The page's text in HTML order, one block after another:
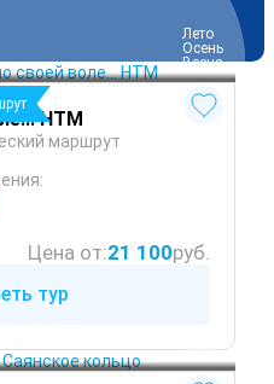
Лето
Осень
Весна
НТМ
маршрут
Цена от:21 100руб.
тур
Осень